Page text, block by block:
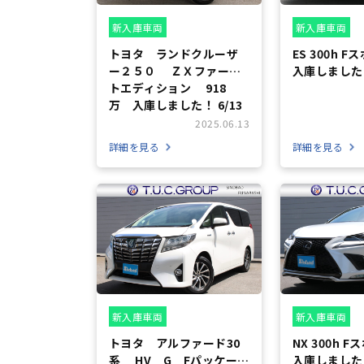
新入庫車両
トヨタ ランドクルーザ
ー２５０ ＺＸファース
トエディション 918
万 入庫しました！ 6/13
2025.06.13
詳細を見る
新入庫車両
ES 300h F
入庫しまし
詳細を見る
新入庫車両
トヨタ アルファード30
系 HV G Fパッケージ
新入庫車両
NX 300h Fスポーツ 469万
入庫しまし